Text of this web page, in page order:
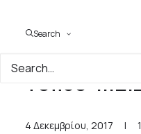
Search
ΑΙΓΑΙΟΝ
Τύπου
4 Δεκεμβρίου, 2017 |